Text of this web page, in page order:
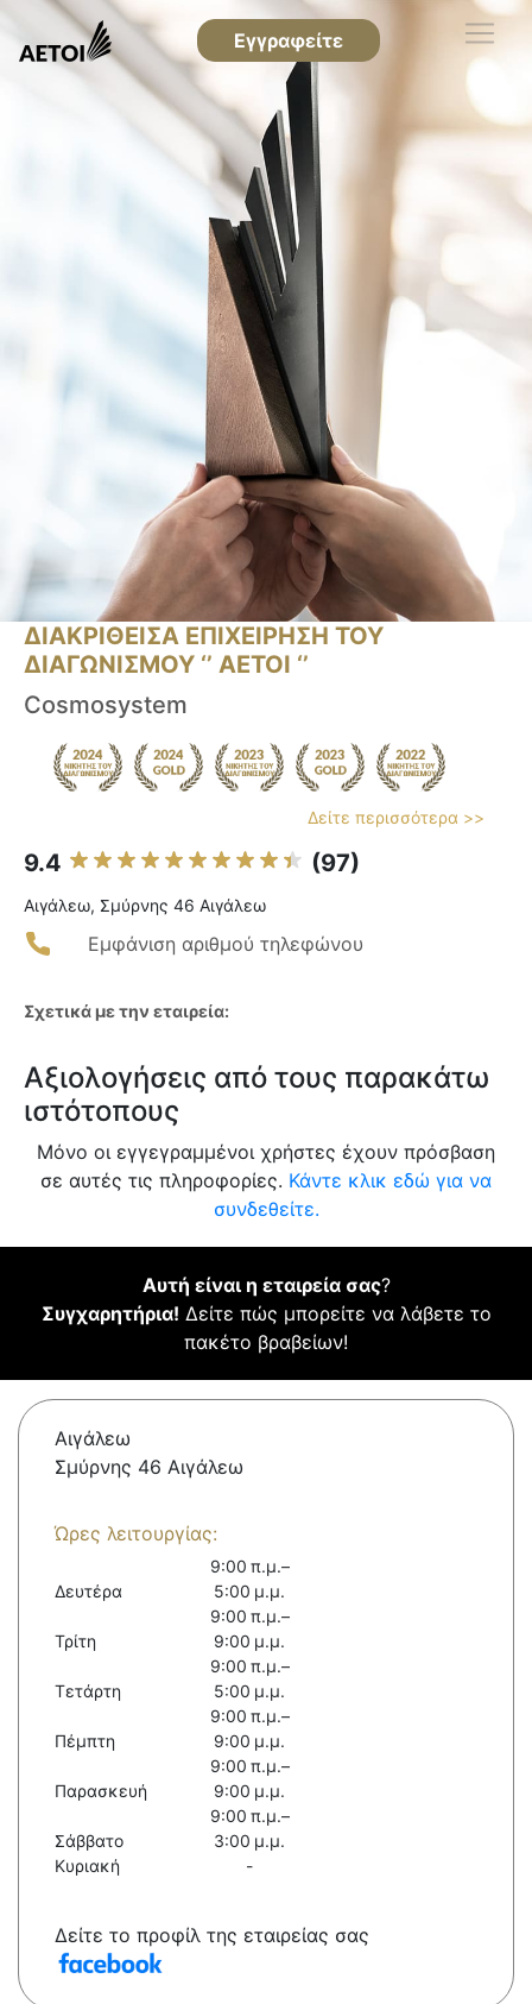
Εγγραφείτε
ΔΙΑΚΡΙΘΕΙΣΑ ΕΠΙΧΕΙΡΗΣΗ ΤΟΥ
ΔΙΑΓΩΝΙΣΜΟΥ ‘’ ΑΕΤΟΙ ‘’
Cosmosystem
Δείτε περισσότερα >>
9.4 (97)
Αιγάλεω, Σμύρνης 46 Αιγάλεω
Εμφάνιση αριθμού τηλεφώνου
Σχετικά με την εταιρεία:
Αξιολογήσεις από τους παρακάτω
ιστότοπους
Μόνο οι εγγεγραμμένοι χρήστες έχουν πρόσβαση
σε αυτές τις πληροφορίες. Κάντε κλικ εδώ για να
συνδεθείτε.
Αυτή είναι η εταιρεία σας?
Συγχαρητήρια! Δείτε πώς μπορείτε να λάβετε το
πακέτο βραβείων!
Αιγάλεω
Σμύρνης 46 Αιγάλεω
Ώρες λειτουργίας:
Δευτέρα
9:00 π.μ.–
5:00 μ.μ.
Τρίτη
9:00 π.μ.–
9:00 μ.μ.
Τετάρτη
9:00 π.μ.–
5:00 μ.μ.
Πέμπτη
9:00 π.μ.–
9:00 μ.μ.
Παρασκευή
9:00 π.μ.–
9:00 μ.μ.
Σάββατο
9:00 π.μ.–
3:00 μ.μ.
Κυριακή
-
Δείτε το προφίλ της εταιρείας σας